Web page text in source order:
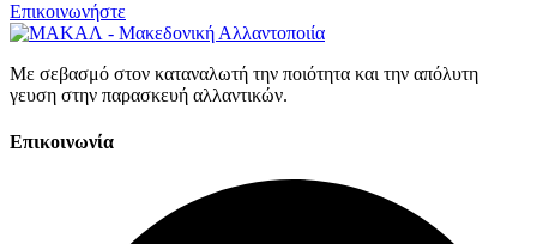
Επικοινωνήστε
Με σεβασμό στον καταναλωτή την ποιότητα και την απόλυτη
γευση στην παρασκευή αλλαντικών.
Επικοινωνία